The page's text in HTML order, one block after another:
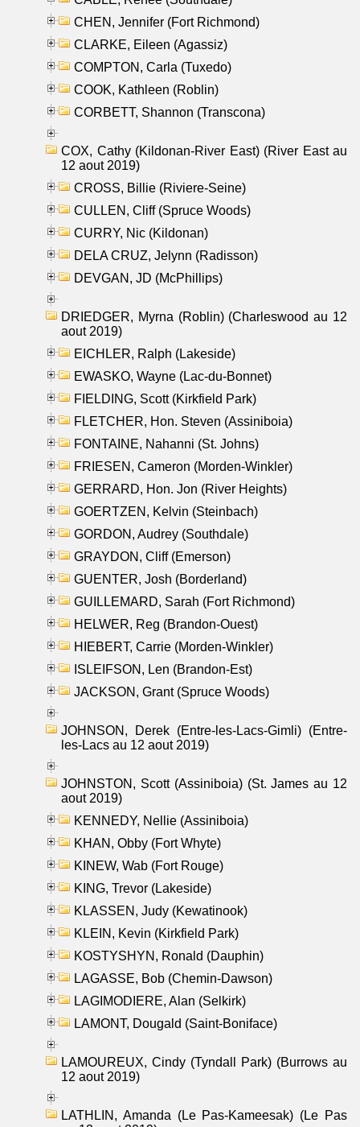
CHEN, Jennifer (Fort Richmond)
CLARKE, Eileen (Agassiz)
COMPTON, Carla (Tuxedo)
COOK, Kathleen (Roblin)
CORBETT, Shannon (Transcona)
COX, Cathy (Kildonan-River East) (River East au
12 aout 2019)
CROSS, Billie (Riviere-Seine)
CULLEN, Cliff (Spruce Woods)
CURRY, Nic (Kildonan)
DELA CRUZ, Jelynn (Radisson)
DEVGAN, JD (McPhillips)
DRIEDGER, Myrna (Roblin) (Charleswood au 12
aout 2019)
EICHLER, Ralph (Lakeside)
EWASKO, Wayne (Lac-du-Bonnet)
FIELDING, Scott (Kirkfield Park)
FLETCHER, Hon. Steven (Assiniboia)
FONTAINE, Nahanni (St. Johns)
FRIESEN, Cameron (Morden-Winkler)
GERRARD, Hon. Jon (River Heights)
GOERTZEN, Kelvin (Steinbach)
GORDON, Audrey (Southdale)
GRAYDON, Cliff (Emerson)
GUENTER, Josh (Borderland)
GUILLEMARD, Sarah (Fort Richmond)
HELWER, Reg (Brandon-Ouest)
HIEBERT, Carrie (Morden-Winkler)
ISLEIFSON, Len (Brandon-Est)
JACKSON, Grant (Spruce Woods)
JOHNSON, Derek (Entre-les-Lacs-Gimli) (Entre-
les-Lacs au 12 aout 2019)
JOHNSTON, Scott (Assiniboia) (St. James au 12
aout 2019)
KENNEDY, Nellie (Assiniboia)
KHAN, Obby (Fort Whyte)
KINEW, Wab (Fort Rouge)
KING, Trevor (Lakeside)
KLASSEN, Judy (Kewatinook)
KLEIN, Kevin (Kirkfield Park)
KOSTYSHYN, Ronald (Dauphin)
LAGASSE, Bob (Chemin-Dawson)
LAGIMODIERE, Alan (Selkirk)
LAMONT, Dougald (Saint-Boniface)
LAMOUREUX, Cindy (Tyndall Park) (Burrows au
12 aout 2019)
LATHLIN, Amanda (Le Pas-Kameesak) (Le Pas